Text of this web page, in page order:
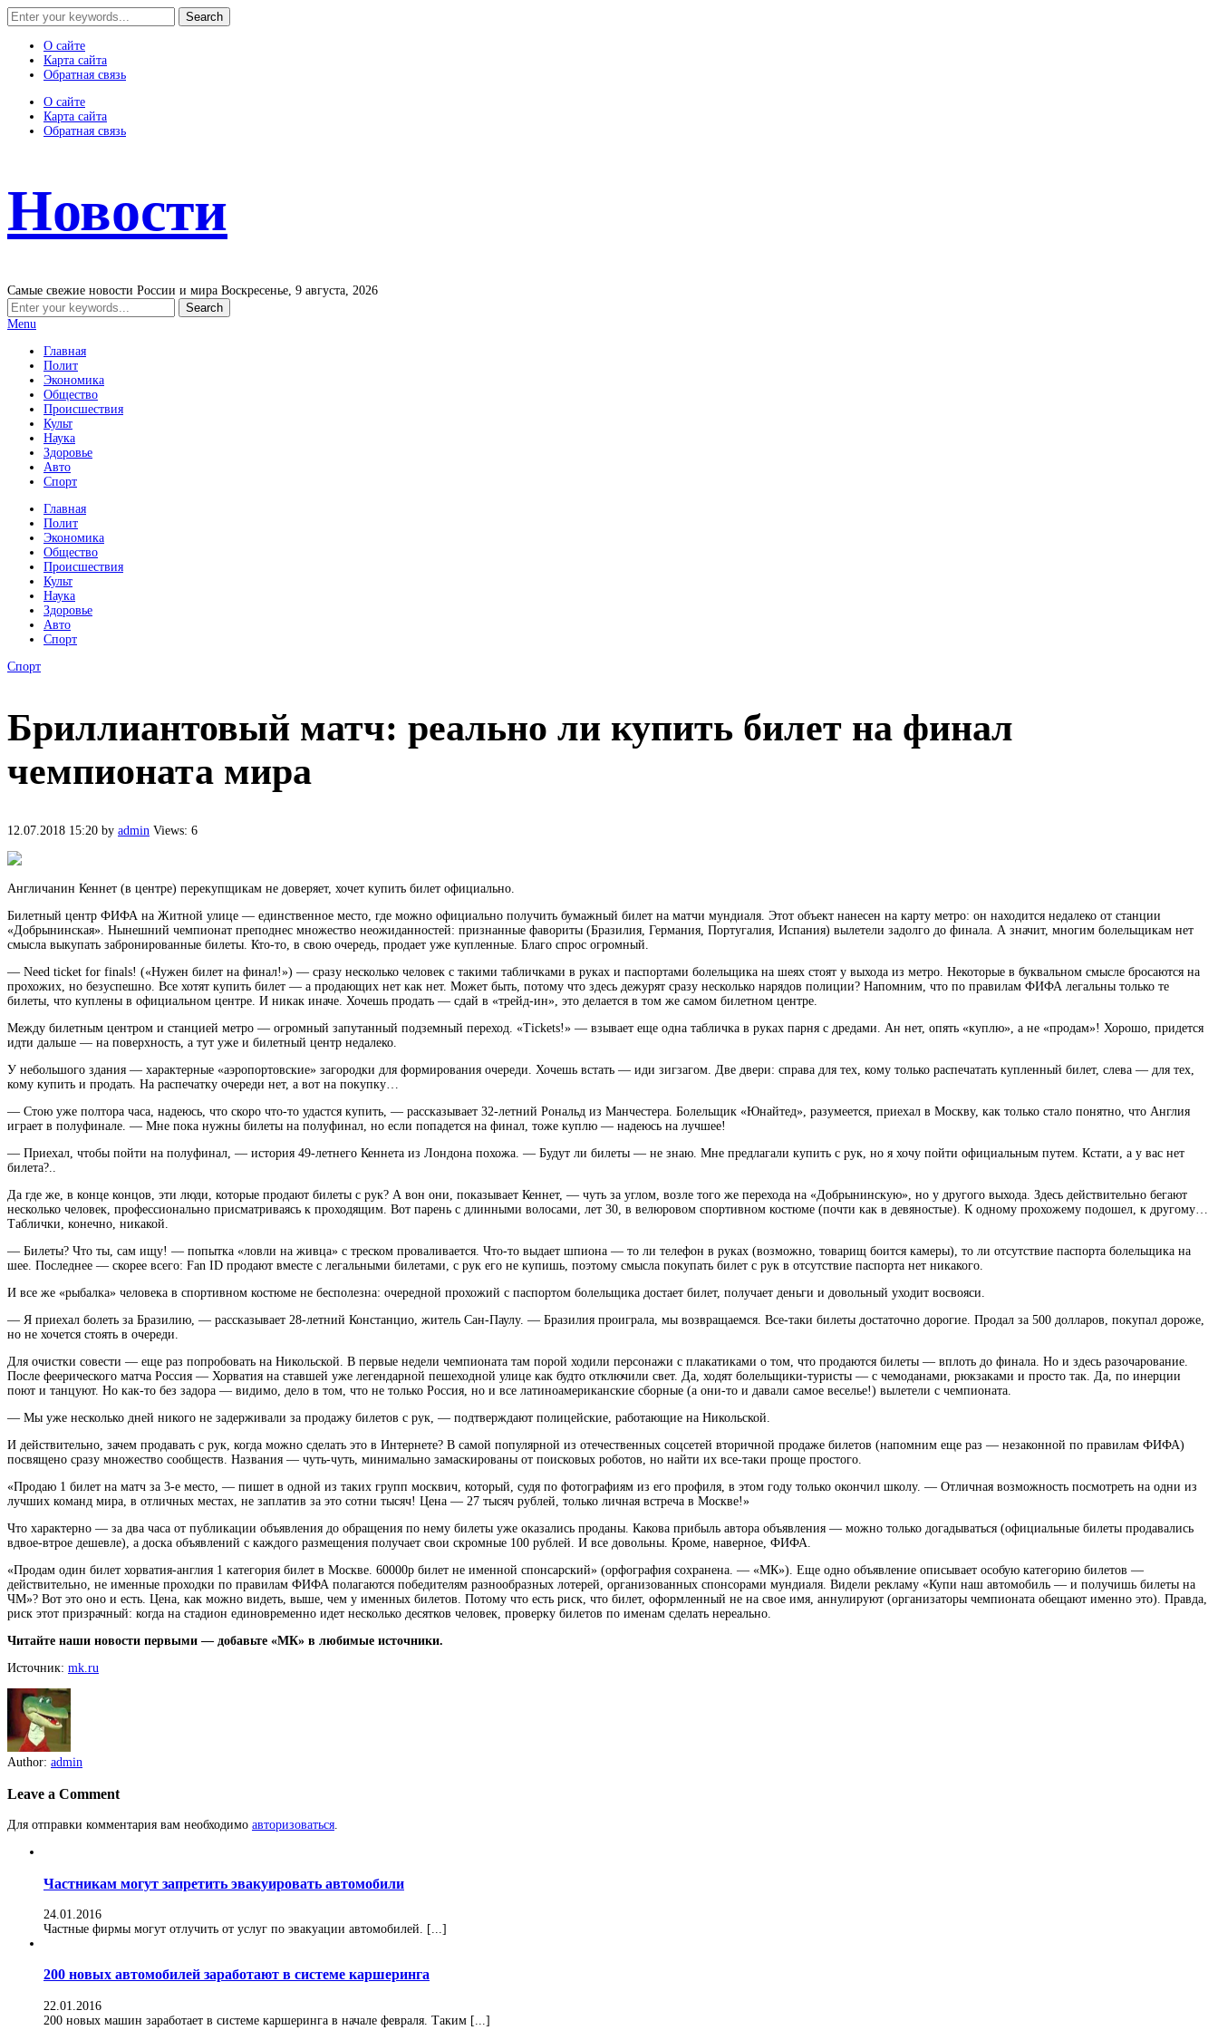
О сайте
Карта сайта
Обратная связь
О сайте
Карта сайта
Обратная связь
Новости
Самые свежие новости России и мира Воскресенье, 9 августа, 2026
Menu
Главная
Полит
Экономика
Общество
Происшествия
Культ
Наука
Здоровье
Авто
Спорт
Главная
Полит
Экономика
Общество
Происшествия
Культ
Наука
Здоровье
Авто
Спорт
Спорт
Бриллиантовый матч: реально ли купить билет на финал
чемпионата мира
12.07.2018 15:20 by admin Views: 6
Англичанин Кеннет (в центре) перекупщикам не доверяет, хочет купить билет официально.
Билетный центр ФИФА на Житной улице — единственное место, где можно официально получить бумажный билет на матчи мундиаля. Этот объект нанесен на карту метро: он находится недалеко от станции
«Добрынинская». Нынешний чемпионат преподнес множество неожиданностей: признанные фавориты (Бразилия, Германия, Португалия, Испания) вылетели задолго до финала. А значит, многим болельщикам нет
смысла выкупать забронированные билеты. Кто-то, в свою очередь, продает уже купленные. Благо спрос огромный.
— Need ticket for finals! («Нужен билет на финал!») — сразу несколько человек с такими табличками в руках и паспортами болельщика на шеях стоят у выхода из метро. Некоторые в буквальном смысле бросаются на
прохожих, но безуспешно. Все хотят купить билет — а продающих нет как нет. Может быть, потому что здесь дежурят сразу несколько нарядов полиции? Напомним, что по правилам ФИФА легальны только те
билеты, что куплены в официальном центре. И никак иначе. Хочешь продать — сдай в «трейд-ин», это делается в том же самом билетном центре.
Между билетным центром и станцией метро — огромный запутанный подземный переход. «Tickets!» — взывает еще одна табличка в руках парня с дредами. Ан нет, опять «куплю», а не «продам»! Хорошо, придется
идти дальше — на поверхность, а тут уже и билетный центр недалеко.
У небольшого здания — характерные «аэропортовские» загородки для формирования очереди. Хочешь встать — иди зигзагом. Две двери: справа для тех, кому только распечатать купленный билет, слева — для тех,
кому купить и продать. На распечатку очереди нет, а вот на покупку…
— Стою уже полтора часа, надеюсь, что скоро что-то удастся купить, — рассказывает 32-летний Рональд из Манчестера. Болельщик «Юнайтед», разумеется, приехал в Москву, как только стало понятно, что Англия
играет в полуфинале. — Мне пока нужны билеты на полуфинал, но если попадется на финал, тоже куплю — надеюсь на лучшее!
— Приехал, чтобы пойти на полуфинал, — история 49-летнего Кеннета из Лондона похожа. — Будут ли билеты — не знаю. Мне предлагали купить с рук, но я хочу пойти официальным путем. Кстати, а у вас нет
билета?..
Да где же, в конце концов, эти люди, которые продают билеты с рук? А вон они, показывает Кеннет, — чуть за углом, возле того же перехода на «Добрынинскую», но у другого выхода. Здесь действительно бегают
несколько человек, профессионально присматриваясь к проходящим. Вот парень с длинными волосами, лет 30, в велюровом спортивном костюме (почти как в девяностые). К одному прохожему подошел, к другому…
Таблички, конечно, никакой.
— Билеты? Что ты, сам ищу! — попытка «ловли на живца» с треском проваливается. Что-то выдает шпиона — то ли телефон в руках (возможно, товарищ боится камеры), то ли отсутствие паспорта болельщика на
шее. Последнее — скорее всего: Fan ID продают вместе с легальными билетами, с рук его не купишь, поэтому смысла покупать билет с рук в отсутствие паспорта нет никакого.
И все же «рыбалка» человека в спортивном костюме не бесполезна: очередной прохожий с паспортом болельщика достает билет, получает деньги и довольный уходит восвояси.
— Я приехал болеть за Бразилию, — рассказывает 28-летний Констанцио, житель Сан-Паулу. — Бразилия проиграла, мы возвращаемся. Все-таки билеты достаточно дорогие. Продал за 500 долларов, покупал дороже,
но не хочется стоять в очереди.
Для очистки совести — еще раз попробовать на Никольской. В первые недели чемпионата там порой ходили персонажи с плакатиками о том, что продаются билеты — вплоть до финала. Но и здесь разочарование.
После феерического матча Россия — Хорватия на ставшей уже легендарной пешеходной улице как будто отключили свет. Да, ходят болельщики-туристы — с чемоданами, рюкзаками и просто так. Да, по инерции
поют и танцуют. Но как-то без задора — видимо, дело в том, что не только Россия, но и все латиноамериканские сборные (а они-то и давали самое веселье!) вылетели с чемпионата.
— Мы уже несколько дней никого не задерживали за продажу билетов с рук, — подтверждают полицейские, работающие на Никольской.
И действительно, зачем продавать с рук, когда можно сделать это в Интернете? В самой популярной из отечественных соцсетей вторичной продаже билетов (напомним еще раз — незаконной по правилам ФИФА)
посвящено сразу множество сообществ. Названия — чуть-чуть, минимально замаскированы от поисковых роботов, но найти их все-таки проще простого.
«Продаю 1 билет на матч за 3-е место, — пишет в одной из таких групп москвич, который, судя по фотографиям из его профиля, в этом году только окончил школу. — Отличная возможность посмотреть на одни из
лучших команд мира, в отличных местах, не заплатив за это сотни тысяч! Цена — 27 тысяч рублей, только личная встреча в Москве!»
Что характерно — за два часа от публикации объявления до обращения по нему билеты уже оказались проданы. Какова прибыль автора объявления — можно только догадываться (официальные билеты продавались
вдвое-втрое дешевле), а доска объявлений с каждого размещения получает свои скромные 100 рублей. И все довольны. Кроме, наверное, ФИФА.
«Продам один билет хорватия-англия 1 категория билет в Москве. 60000р билет не именной спонсарский» (орфография сохранена. — «МК»). Еще одно объявление описывает особую категорию билетов —
действительно, не именные проходки по правилам ФИФА полагаются победителям разнообразных лотерей, организованных спонсорами мундиаля. Видели рекламу «Купи наш автомобиль — и получишь билеты на
ЧМ»? Вот это оно и есть. Цена, как можно видеть, выше, чем у именных билетов. Потому что есть риск, что билет, оформленный не на свое имя, аннулируют (организаторы чемпионата обещают именно это). Правда,
риск этот призрачный: когда на стадион единовременно идет несколько десятков человек, проверку билетов по именам сделать нереально.
Читайте наши новости первыми — добавьте «МК» в любимые источники.
Источник: mk.ru
Author: admin
Leave a Comment
Для отправки комментария вам необходимо авторизоваться.
Частникам могут запретить эвакуировать автомобили
24.01.2016
Частные фирмы могут отлучить от услуг по эвакуации автомобилей. [...]
200 новых автомобилей заработают в системе каршеринга
22.01.2016
200 новых машин заработает в системе каршеринга в начале февраля. Таким [...]